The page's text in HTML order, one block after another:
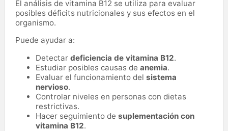
El análisis de vitamina B12 se utiliza para evaluar
posibles déficits nutricionales y sus efectos en el
organismo.
Puede ayudar a:
Detectar deficiencia de vitamina B12.
Estudiar posibles causas de anemia.
Evaluar el funcionamiento del sistema
nervioso.
Controlar niveles en personas con dietas
restrictivas.
Hacer seguimiento de suplementación con
vitamina B12.